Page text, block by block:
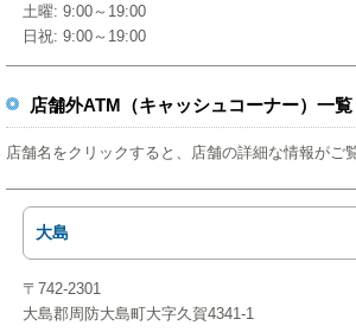
土曜: 9:00～19:00
日祝: 9:00～19:00
店舗外ATM（キャッシュコーナー）一覧
店舗名をクリックすると、店舗の詳細な情報がご
大島
〒742-2301
大島郡周防大島町大字久賀4341-1